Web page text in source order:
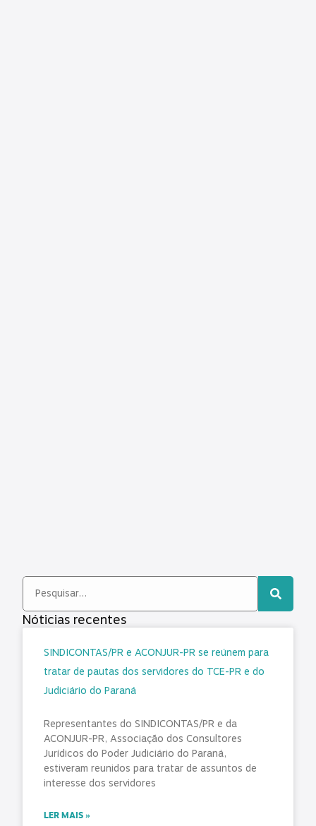
Nóticias recentes
SINDICONTAS/PR e ACONJUR-PR se reúnem para
tratar de pautas dos servidores do TCE-PR e do
Judiciário do Paraná
Representantes do SINDICONTAS/PR e da
ACONJUR-PR, Associação dos Consultores
Jurídicos do Poder Judiciário do Paraná,
estiveram reunidos para tratar de assuntos de
interesse dos servidores
LER MAIS »